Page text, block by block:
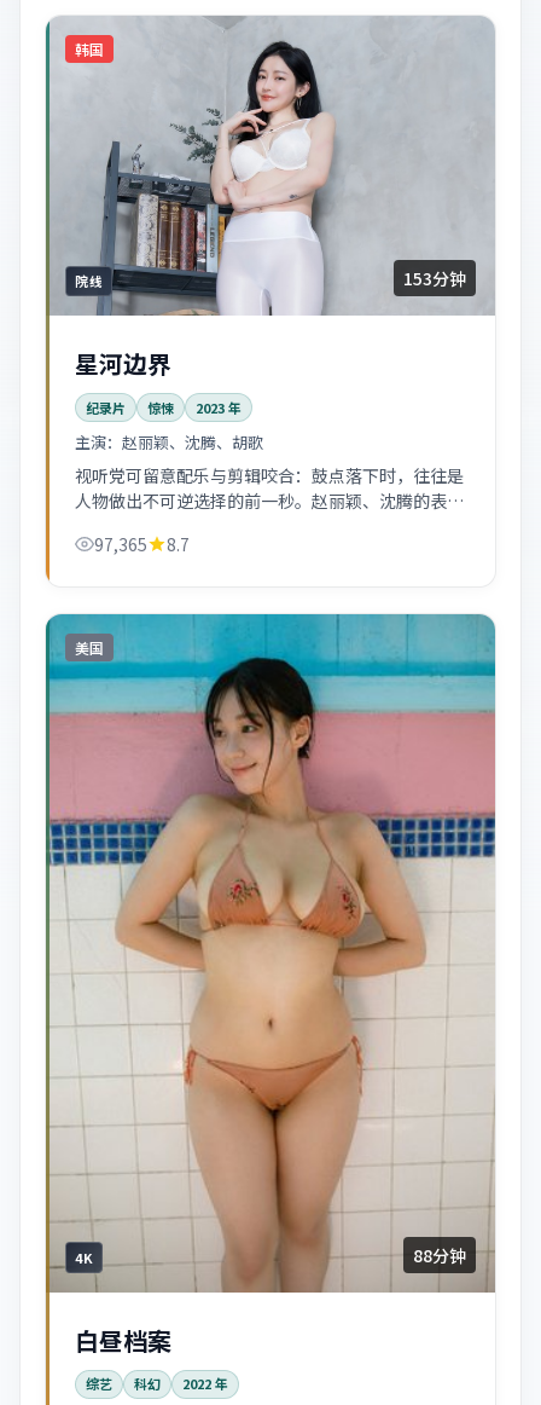
韩国
院线 153分钟
星河边界
纪录片 惊悚 2023年
主演： 赵丽颖、沈腾、胡歌
视听党可留意配乐与剪辑咬合：鼓点落下时，往往是
人物做出不可逆选择的前一秒。赵丽颖、沈腾的表演
97,365 8.7
美国
4K 88分钟
白昼档案
综艺 科幻 2022年